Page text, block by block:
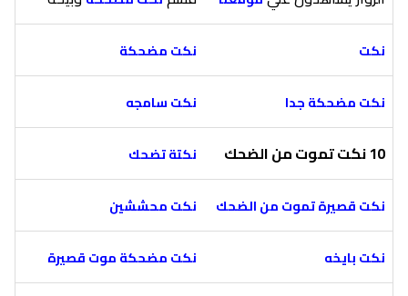
نكت نكت مضحكة
نكت مضحكة جدا نكت سامجه
10 نكت تموت من الضحك نكتة تضحك
نكت قصيرة تموت من الضحك نكت محششين
نكت بايخه نكت مضحكة موت قصيرة